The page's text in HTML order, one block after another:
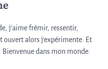
j’aime frémir, ressentir,
ouvert alors j'expérimente. Et
dans mon monde.